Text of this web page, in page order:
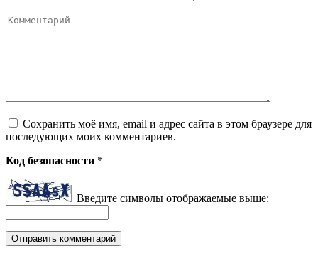
Комментарий
Сохранить моё имя, email и адрес сайта в этом браузере для
последующих моих комментариев.
Код безопасности *
Введите символы отображаемые выше: